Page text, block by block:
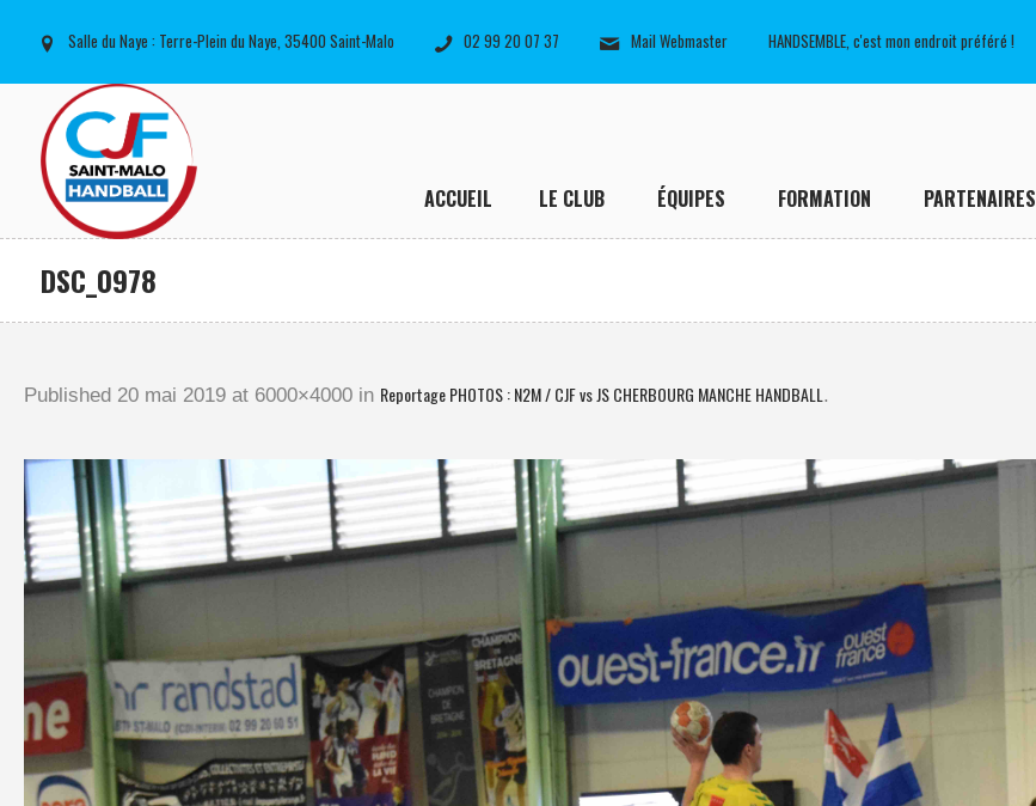
Salle du Naye : Terre-Plein du Naye, 35400 Saint-Malo 02 99 20 07 37 Mail Webmaster HANDSEMBLE, c'est mon endroit préféré !
ACCUEIL LE CLUB ÉQUIPES FORMATION PARTENAIRES
DSC_0978
Published 20 mai 2019 at 6000×4000 in Reportage PHOTOS : N2M / CJF vs JS CHERBOURG MANCHE HANDBALL .